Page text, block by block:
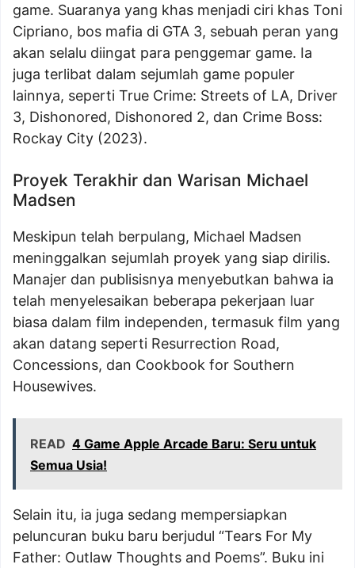
game. Suaranya yang khas menjadi ciri khas Toni
Cipriano, bos mafia di GTA 3, sebuah peran yang
akan selalu diingat para penggemar game. Ia
juga terlibat dalam sejumlah game populer
lainnya, seperti True Crime: Streets of LA, Driver
3, Dishonored, Dishonored 2, dan Crime Boss:
Rockay City (2023).
Proyek Terakhir dan Warisan Michael
Madsen
Meskipun telah berpulang, Michael Madsen
meninggalkan sejumlah proyek yang siap dirilis.
Manajer dan publisisnya menyebutkan bahwa ia
telah menyelesaikan beberapa pekerjaan luar
biasa dalam film independen, termasuk film yang
akan datang seperti Resurrection Road,
Concessions, dan Cookbook for Southern
Housewives.
READ 4 Game Apple Arcade Baru: Seru untuk
Semua Usia!
Selain itu, ia juga sedang mempersiapkan
peluncuran buku baru berjudul “Tears For My
Father: Outlaw Thoughts and Poems”. Buku ini